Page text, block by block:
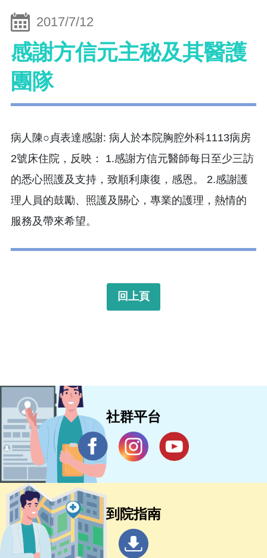
2017/7/12
感謝方信元主秘及其醫護
團隊
病人陳○貞表達感謝: 病人於本院胸腔外科1113病房
2號床住院，反映： 1.感謝方信元醫師每日至少三訪
的悉心照護及支持，致順利康復，感恩。 2.感謝護
理人員的鼓勵、照護及關心，專業的護理，熱情的
服務及帶來希望。
回上頁
社群平台
到院指南